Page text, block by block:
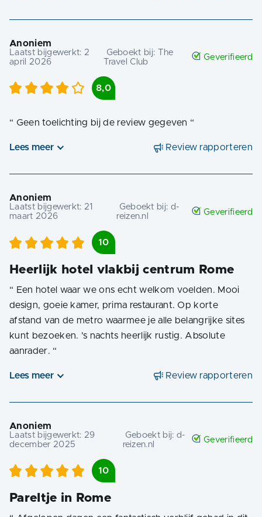
Anoniem
Laatst bijgewerkt: 2
april 2026
Geboekt bij: The
Travel Club
Geverifieerd
8,0
“ Geen toelichting bij de review gegeven “
Lees meer Review rapporteren
Anoniem
Laatst bijgewerkt:21
maart 2026
Geboekt bij: d-
reizen.nl
Geverifieerd
10
Heerlijk hotel vlakbij centrum Rome
“ Een hotel waar we ons echt welkom voelden. Mooi
design, goeie kamer, prima restaurant. Op korte
afstand van de metro waarmee je alle belangrijke sites
kunt bezoeken. 's nachts heerlijk rustig. Absolute
aanrader. “
Lees meer Review rapporteren
Anoniem
Laatst bijgewerkt: 29
december 2025
Geboekt bij: d-
reizen.nl
Geverifieerd
10
Pareltje in Rome